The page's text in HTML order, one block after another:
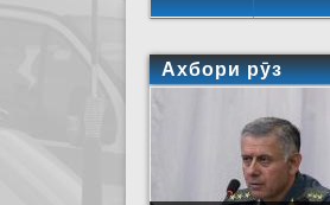
Ахбори рӯз